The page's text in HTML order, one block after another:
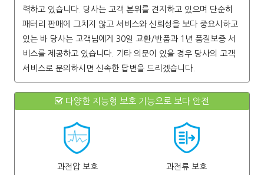
력하고 있습니다. 당사는 고객 본위를 견지하고 있으며 단순히
패터리 판매에 그치지 않고 서비스와 신뢰성을 보다 중요시하고
있는 바 당사는 고객님에게 30일 교환/반품과 1년 품질보증 서
비스를 제공하고 있습니다. 기타 의문이 있을 경우 당사의 고객
서비스로 문의하시면 신속한 답변을 드리겠습니다.
다양한 지능형 보호 기능으로 보다 안전
과전압 보호 과전류 보호